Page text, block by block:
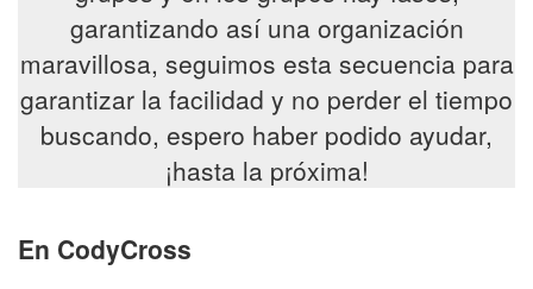
garantizando así una organización
maravillosa, seguimos esta secuencia para
garantizar la facilidad y no perder el tiempo
buscando, espero haber podido ayudar,
¡hasta la próxima!
En CodyCross